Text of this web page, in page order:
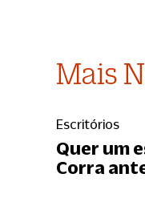
Mais
Escritórios
Quer um
Corra